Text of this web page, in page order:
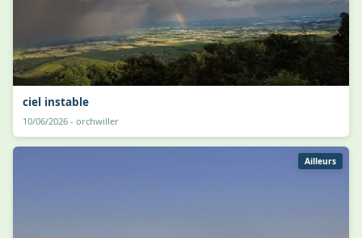
ciel instable
10/06/2026 - orchwiller
Ailleurs